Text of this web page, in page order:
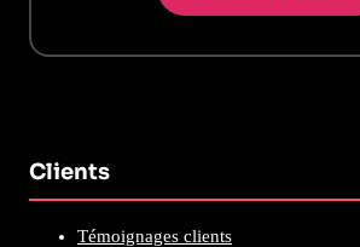
Clients
Témoignages clients